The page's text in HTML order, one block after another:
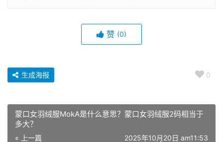
赞 (0)
0
生成海报
蒙口女羽绒服MokA是什么意思？蒙口女羽绒服2码相当于
多大？
« 上一篇 2025年10月20日 am11:53